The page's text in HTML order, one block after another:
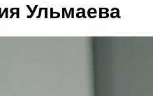
Ульмаева